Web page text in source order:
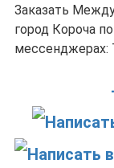
Заказать
город Короча
мессенджерах: